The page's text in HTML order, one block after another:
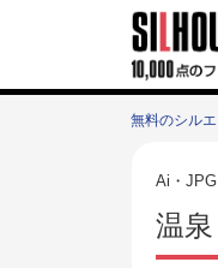
無料のシル
Ai・
温